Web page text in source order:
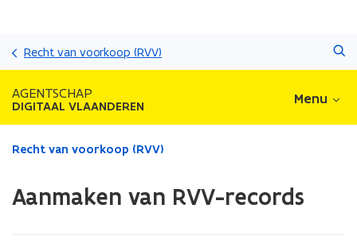
Recht van voorkoop (RVV)
AGENTSCHAP
DIGITAAL VLAANDEREN Menu
Gedaan
Recht van voorkoop (RVV)
Aanmaken van RVV-records